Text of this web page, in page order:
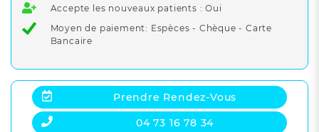
Accepte les nouveaux patients : Oui
Moyen de paiement: Espèces - Chèque - Carte
Bancaire
Prendre Rendez-Vous
04 73 16 78 34